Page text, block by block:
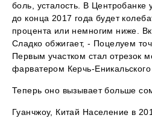
боль, усталость. В
до конца 2017 года будет
процента или немногим ниже.
Сладко обжигает, - Поцелуем
Первым участком стал отрезок
фарватером Керчь-
Теперь оно вызывает больше
Гуанчжоу, Китай Население в